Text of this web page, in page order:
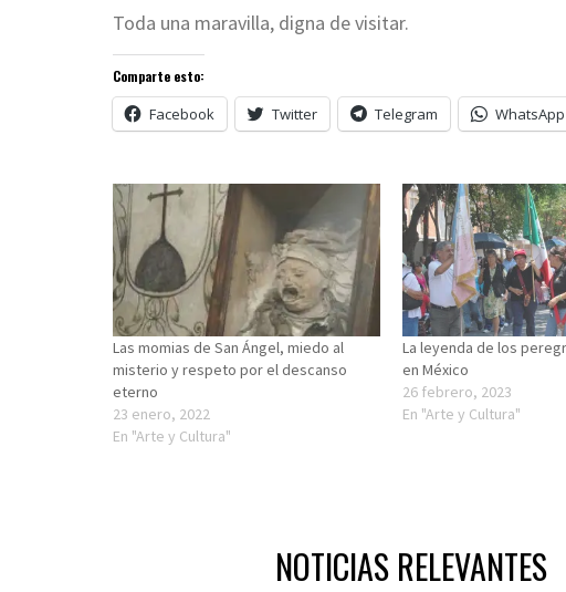
Toda una maravilla, digna de visitar.
Comparte esto:
Facebook Twitter Telegram WhatsApp
Las momias de San Ángel, miedo al
misterio y respeto por el descanso
eterno
23 enero, 2022
En "Arte y Cultura"
La leyenda de los
en México
26 febrero, 2023
En "Arte y Cultura"
NOTICIAS RELEVANTES